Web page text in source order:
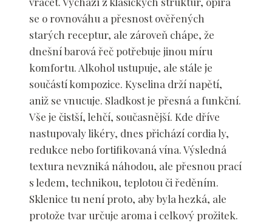
se o rovnováhu a přesnost ověřených
starých receptur, ale zároveň chápe, že
dnešní barová řeč potřebuje jinou míru
komfortu. Alkohol ustupuje, ale stále je
součástí kompozice. Kyselina drží napětí,
aniž se vnucuje. Sladkost je přesná a funkční.
Vše je čistší, lehčí, současnější. Kde dříve
nastupovaly likéry, dnes přichází cordia ly,
redukce nebo fortifikovaná vína. Výsledná
textura nevzniká náhodou, ale přesnou prací
s ledem, technikou, teplotou či ředěním.
Sklenice tu není proto, aby byla hezká, ale
protože tvar určuje aroma i celkový prožitek.